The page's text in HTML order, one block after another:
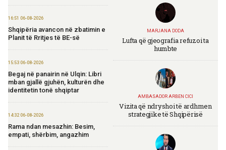
16:51 06-08-2026
Shqipëria avancon në zbatimin e
Planit të Rritjes të BE-së
15:53 06-08-2026
Begaj në panairin në Ulqin: Libri
mban gjallë gjuhën, kulturën dhe
identitetin tonë shqiptar
14:32 06-08-2026
Rama ndan mesazhin: Besim,
empati, shërbim, angazhim
MARJANA DODA
Lufta që gjeografia refuzoi ta
humbte
AMBASADOR ARBEN CICI
Vizita që ndryshoi të ardhmen
strategjike të Shqipërisë